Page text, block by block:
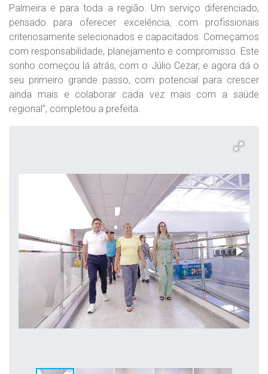
Palmeira e para toda a região. Um serviço diferenciado,
pensado para oferecer excelência, com profissionais
criteriosamente selecionados e capacitados. Começamos
com responsabilidade, planejamento e compromisso. Este
sonho começou lá atrás, com o Júlio Cezar, e agora dá o
seu primeiro grande passo, com potencial para crescer
ainda mais e colaborar cada vez mais com a saúde
regional”, completou a prefeita.